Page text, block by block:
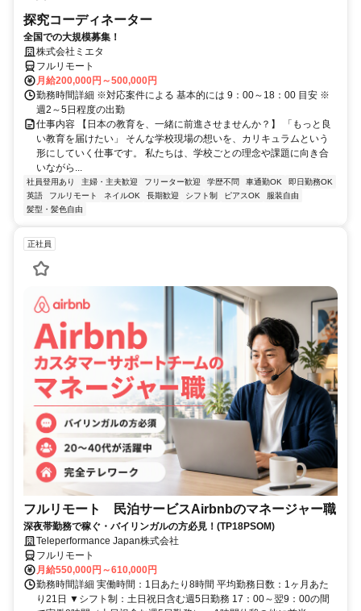
探究コーディネーター
全国での大規模募集！
株式会社ミエタ
フルリモート
月給200,000円～500,000円
勤務時間詳細 ※対応案件による 基本的には 9：00～18：00 目安 ※
週2～5日程度の出勤
仕事内容 【日本の教育を、一緒に前進させませんか？】 「もっと良
い教育を届けたい」 そんな学校現場の想いを、カリキュラムという
形にしていく仕事です。 私たちは、学校ごとの理念や課題に向き合
いながら...
社員登用あり 主婦・主夫歓迎 フリーター歓迎 学歴不問 車通勤OK
即日勤務OK
英語
フルリモート ネイルOK 長期歓迎 シフト制 ピアスOK
服装自由
髪型・髪色自由
正社員
フルリモート 民泊サービスAirbnbのマネージャー職
深夜帯勤務で稼ぐ・バイリンガルの方必見！(TP18PSOM)
Teleperformance Japan株式会社
フルリモート
月給550,000円～610,000円
勤務時間詳細 実働時間：1日あたり8時間 平均勤務日数：1ヶ月あた
り21日 ▼シフト制：土日祝日含む週5日勤務 17：00～翌9：00の間